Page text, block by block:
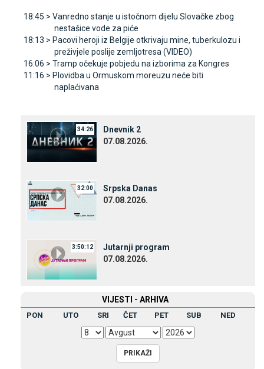
18:45 > Vanredno stanje u istočnom dijelu Slovačke zbog
nestašice vode za piće
18:13 > Pacovi heroji iz Belgije otkrivaju mine, tuberkulozu i
preživjele poslije zemljotresa (VIDEO)
16:06 > Tramp očekuje pobjedu na izborima za Kongres
11:16 > Plovidba u Ormuskom moreuzu neće biti
naplaćivana
34:26
Dnevnik 2
07.08.2026.
32:00
Srpska Danas
07.08.2026.
3:50:12
Јutarnji program
07.08.2026.
VIЈESTI - ARHIVA
PON UTO SRI ČET PET SUB NED